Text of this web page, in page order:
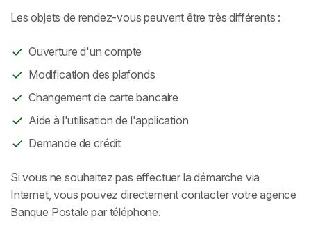
Les objets de rendez-vous peuvent être très différents :
Ouverture d'un compte
Modification des plafonds
Changement de carte bancaire
Aide à l'utilisation de l'application
Demande de crédit
Si vous ne souhaitez pas effectuer la démarche via
Internet, vous pouvez directement contacter votre agence
Banque Postale par téléphone.